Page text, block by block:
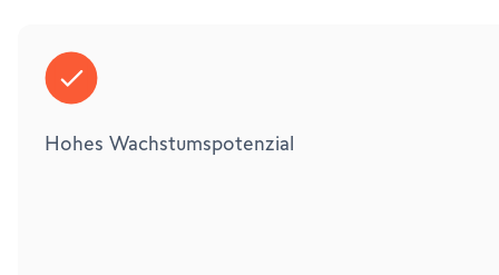
Hohes Wachstumspotenzial